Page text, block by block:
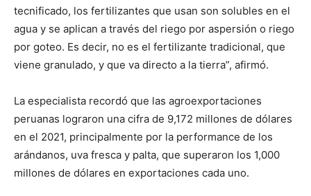
tecnificado, los fertilizantes que usan son solubles en el
agua y se aplican a través del riego por aspersión o riego
por goteo. Es decir, no es el fertilizante tradicional, que
viene granulado, y que va directo a la tierra”, afirmó.
La especialista recordó que las agroexportaciones
peruanas lograron una cifra de 9,172 millones de dólares
en el 2021, principalmente por la performance de los
arándanos, uva fresca y palta, que superaron los 1,000
millones de dólares en exportaciones cada uno.